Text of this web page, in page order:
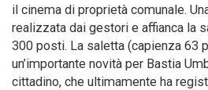
il cinema di proprietà comunale.
realizzata dai gestori e affianca la
300 posti. La saletta (capienza 63
un’importante novità per Bastia
cittadino, che ultimamente ha